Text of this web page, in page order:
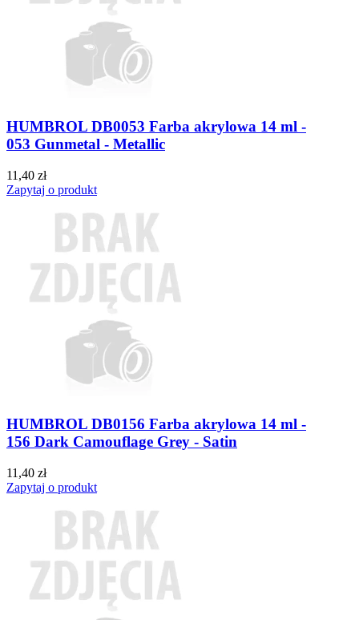
HUMBROL DB0053 Farba akrylowa 14 ml -
053 Gunmetal - Metallic
11,40 zł
Zapytaj o produkt
HUMBROL DB0156 Farba akrylowa 14 ml -
156 Dark Camouflage Grey - Satin
11,40 zł
Zapytaj o produkt